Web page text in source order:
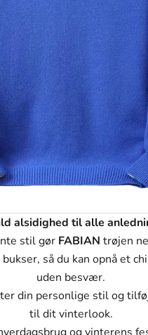
alsidighed til alle
stil gør FABIAN trøjen
så du kan opnå et
uden besvær.
din personlige stil og
til dit vinterlook.